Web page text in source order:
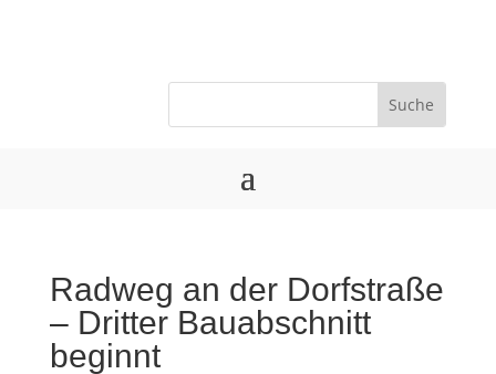
Radweg an der Dorfstraße
– Dritter Bauabschnitt
beginnt